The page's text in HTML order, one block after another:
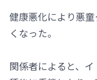
健康悪化により悪
くなった。
関係者によると、